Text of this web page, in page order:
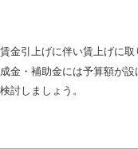
金引上げに伴い賃上げに取
金・補助金には予算額が設
討しましょう。